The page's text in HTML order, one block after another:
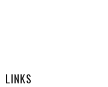
LINKS